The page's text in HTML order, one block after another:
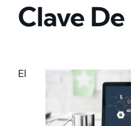
Clave De
El